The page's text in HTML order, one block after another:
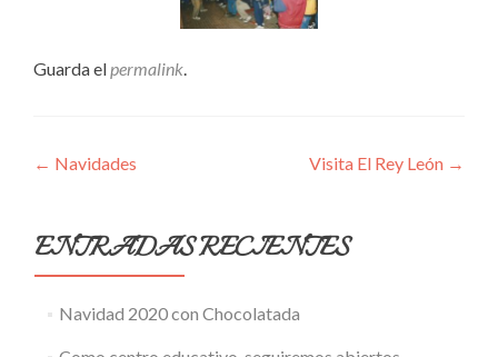
Guarda elpermalink.
Navegación
entradas
← Navidades Visita El Rey León →
ENTRADAS RECIENTES
Navidad 2020 con Chocolatada